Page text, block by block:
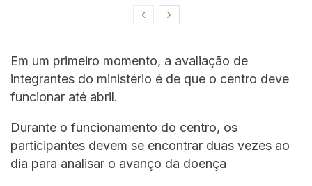
Em um primeiro momento, a avaliação de
integrantes do ministério é de que o centro deve
funcionar até abril.
Durante o funcionamento do centro, os
participantes devem se encontrar duas vezes ao
dia para analisar o avanço da doença